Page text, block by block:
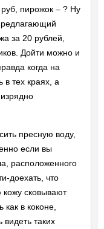
пирожок – ? Ну
за 20 рублей,
Дойти можно и
когда на
в тех краях, а
пресную воду,
если вы
расположенного
доехать, что
кожу сковывают
в коконе,
видеть таких